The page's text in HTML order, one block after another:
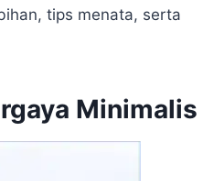
tips menata, serta
Minimalis